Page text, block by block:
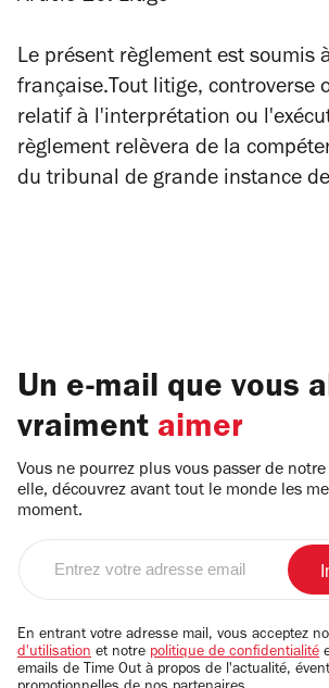
Le présent règlement est soumis
française.Tout litige, controverse
relatif à l'interprétation ou
règlement relèvera de la
du tribunal de grande instance
Un e-mail que vous
vraiment aimer
Vous ne pourrez plus vous passer de
elle, découvrez avant tout le monde les
moment.
email
En entrant votre adresse mail, vous acceptez
d'utilisation et notre politique de confidentialité
emails de Time Out à propos de l'actualité,